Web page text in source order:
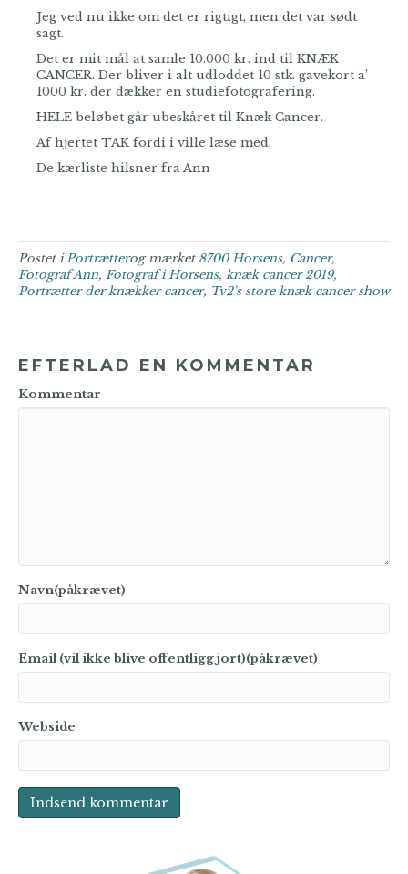
Jeg ved nu ikke om det er rigtigt, men det var sødt
sagt.
Det er mit mål at samle 10.000 kr. ind til KNÆK
CANCER. Der bliver i alt udloddet 10 stk. gavekort a’
1000 kr. der dækker en studiefotografering.
HELE beløbet går ubeskåret til Knæk Cancer.
Af hjertet TAK fordi i ville læse med.
De kærliste hilsner fra Ann
Postet iPortrætterog mærket 8700 Horsens, Cancer,
Fotograf Ann, Fotograf i Horsens, knæk cancer 2019,
Portrætter der knækker cancer, Tv2's store knæk cancer show
EFTERLAD EN KOMMENTAR
Kommentar
Navn(påkrævet)
Email (vil ikke blive offentliggjort)(påkrævet)
Webside